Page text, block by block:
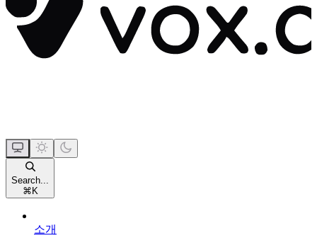
Search...
⌘ K
소개